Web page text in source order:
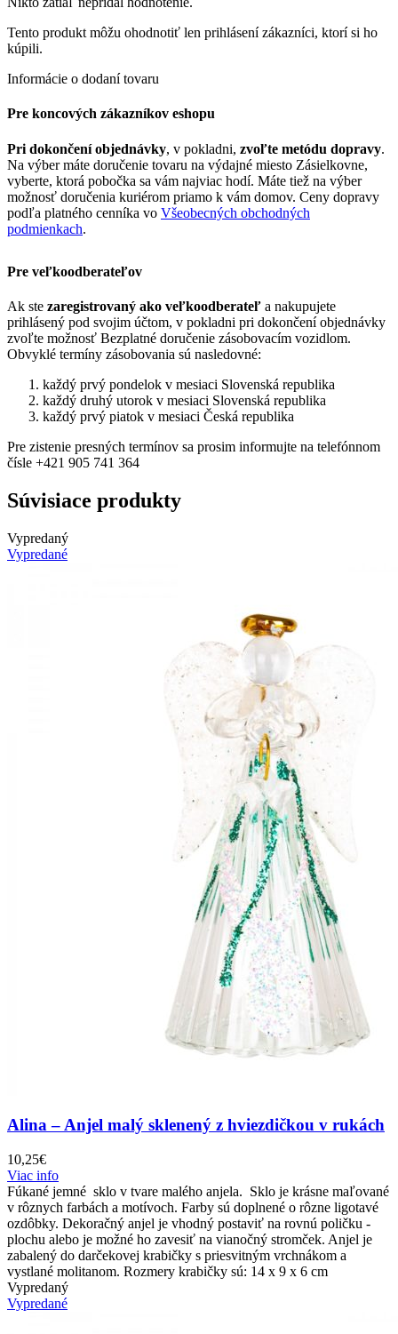
Tento produkt môžu ohodnotiť len prihlásení zákazníci, ktorí si ho
kúpili.
Informácie o dodaní tovaru
Pre koncových zákazníkov eshopu
Pri dokončení objednávky, v pokladni, zvoľte metódu dopravy.
Na výber máte doručenie tovaru na výdajné miesto Zásielkovne,
vyberte, ktorá pobočka sa vám najviac hodí. Máte tiež na výber
možnosť doručenia kuriérom priamo k vám domov. Ceny dopravy
podľa platného cenníka vo Všeobecných obchodných
podmienkach.
Pre veľkoodberateľov
Ak ste zaregistrovaný ako veľkoodberateľ a nakupujete
prihlásený pod svojim účtom, v pokladni pri dokončení objednávky
zvoľte možnosť Bezplatné doručenie zásobovacím vozidlom.
Obvyklé termíny zásobovania sú nasledovné:
každý prvý pondelok v mesiaci Slovenská republika
každý druhý utorok v mesiaci Slovenská republika
každý prvý piatok v mesiaci Česká republika
Pre zistenie presných termínov sa prosim informujte na telefónnom
čísle +421 905 741 364
Súvisiace produkty
Vypredaný
Vypredané
Alina – Anjel malý sklenený z hviezdičkou v rukách
10,25€
Viac info
Fúkané jemné sklo v tvare malého anjela. Sklo je krásne maľované
v rôznych farbách a motívoch. Farby sú doplnené o rôzne ligotavé
ozdôbky. Dekoračný anjel je vhodný postaviť na rovnú poličku -
plochu alebo je možné ho zavesiť na vianočný stromček. Anjel je
zabalený do darčekovej krabičky s priesvitným vrchnákom a
vystlané molitanom. Rozmery krabičky sú: 14 x 9 x 6 cm
Vypredaný
Vypredané